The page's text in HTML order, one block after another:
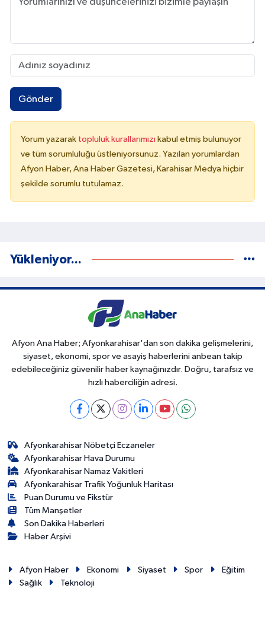
Gönder
Yorum yazarak topluluk kurallarımızı kabul etmiş bulunuyor
ve tüm sorumluluğu üstleniyorsunuz. Yazılan yorumlardan
Afyon Haber, Ana Haber Gazetesi, Karahisar Medya hiçbir
şekilde sorumlu tutulamaz.
Yükleniyor...
Afyon Ana Haber; Afyonkarahisar'dan son dakika gelişmelerini,
siyaset, ekonomi, spor ve asayiş haberlerini anbean takip
edebileceğiniz güvenilir haber kaynağınızdır. Doğru, tarafsız ve
hızlı haberciliğin adresi.
Afyonkarahisar Nöbetçi Eczaneler
Afyonkarahisar Hava Durumu
Afyonkarahisar Namaz Vakitleri
Afyonkarahisar Trafik Yoğunluk Haritası
Puan Durumu ve Fikstür
Tüm Manşetler
Son Dakika Haberleri
Haber Arşivi
Afyon Haber Ekonomi Siyaset Spor
Eğitim
Sağlık
Teknoloji